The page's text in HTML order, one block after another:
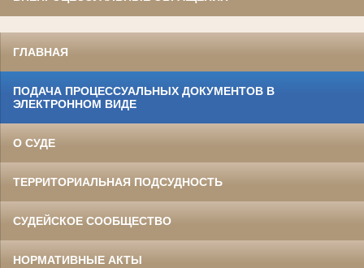
ГЛАВНАЯ
ПОДАЧА ПРОЦЕССУАЛЬНЫХ ДОКУМЕНТОВ В
ЭЛЕКТРОННОМ ВИДЕ
О СУДЕ
ТЕРРИТОРИАЛЬНАЯ ПОДСУДНОСТЬ
СУДЕЙСКОЕ СООБЩЕСТВО
НОРМАТИВНЫЕ АКТЫ